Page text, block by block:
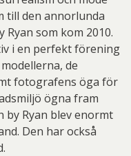
till den annorlunda
som kom 2010.
i en perfekt förening
de
fotografens öga för
ögna fram
by Ryan blev enormt
Den har också